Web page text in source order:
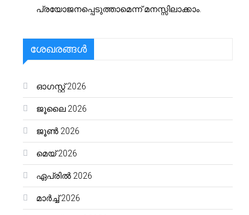
പ്രയോജനപ്പെടുത്താമെന്ന് മനസ്സിലാക്കാം.
ശേഖരങ്ങൾ
ഓഗസ്റ്റ്‌ 2026
ജൂലൈ 2026
ജൂൺ 2026
മെയ്‌ 2026
ഏപ്രിൽ 2026
മാർച്ച്‌ 2026